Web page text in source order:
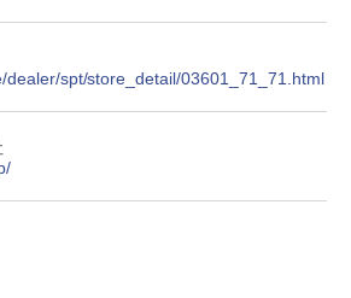
dealer/spt/store_detail/03601_71_71.html